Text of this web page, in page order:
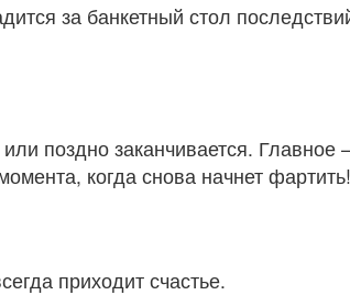
за банкетный стол
поздно заканчивается. Главное
когда снова начнет фартить!
приходит счастье.